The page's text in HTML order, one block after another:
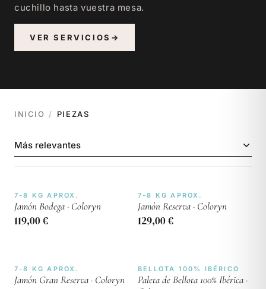
cuchillo hasta vuestra mesa.
VER SERVICIOS →
INICIO PIEZAS
7-8 KG APROX.
Jamón Bodega · Coloryn
119,00 €
7-8 KG APROX.
Jamón Reserva · Coloryn
129,00 €
7-8 KG APROX.
Jamón Gran Reserva · Coloryn
BELLOTA 100% IBÉRICO
Paleta de Bellota 100% Ibérica ·